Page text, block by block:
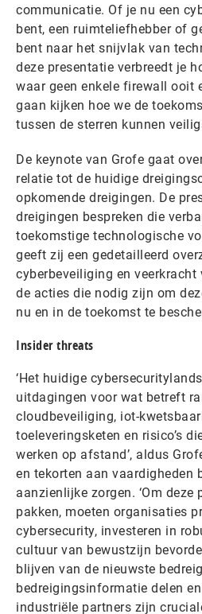
communicatie. Of je nu een
bent, een ruimteliefhebber of
bent naar het snijvlak van
deze presentatie verbreedt je
waar geen enkele firewall ooit
gaan kijken hoe we de
tussen de sterren kunnen
De keynote van Grofe gaat
relatie tot de huidige
opkomende dreigingen. De
dreigingen bespreken die
toekomstige technologische
geeft zij een gedetailleerd
cyberbeveiliging en
de acties die nodig zijn om
nu en in de toekomst te
Insider threats
‘Het huidige
uitdagingen voor wat betreft
cloudbeveiliging, iot-
toeleveringsketen en risico’s
werken op afstand’, aldus
en tekorten aan vaardigheden
aanzienlijke zorgen. ‘Om deze
pakken, moeten organisaties
cybersecurity, investeren in
cultuur van bewustzijn
blijven van de nieuwste
bedreigingsinformatie delen
industriële partners zijn